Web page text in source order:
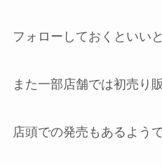
フォローしておくといい
また一部店舗では初売り
店頭での発売もあるようで